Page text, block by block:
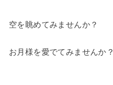
空を眺めてみませんか？
お月様を愛でてみませんか？